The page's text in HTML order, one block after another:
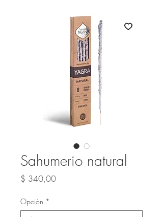
Sahumerio natural
$ 340,00Precio
Opción *